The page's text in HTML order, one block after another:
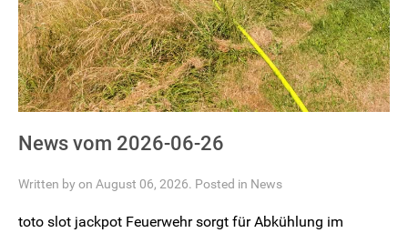
News vom 2026-06-26
Written by on August 06, 2026. Posted in News
toto slot jackpot Feuerwehr sorgt für Abkühlung im